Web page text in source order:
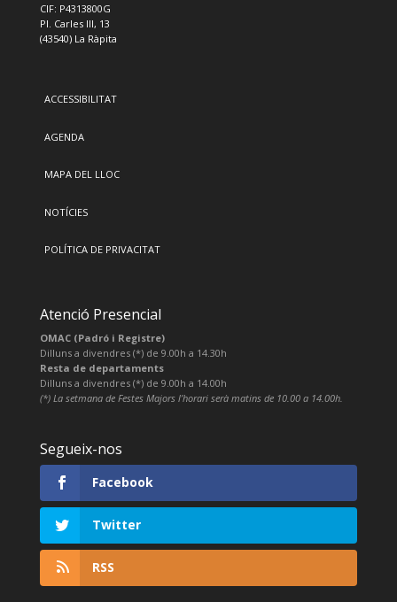
CIF: P4313800G
Pl. Carles III, 13
(43540) La Ràpita
ACCESSIBILITAT
AGENDA
MAPA DEL LLOC
NOTÍCIES
POLÍTICA DE PRIVACITAT
Atenció Presencial
OMAC (Padró i Registre)
Dilluns a divendres (*) de 9.00h a 14.30h
Resta de departaments
Dilluns a divendres (*) de 9.00h a 14.00h
(*) La setmana de Festes Majors l’horari serà matins de 10.00 a 14.00h.
Segueix-nos
Facebook
Twitter
RSS